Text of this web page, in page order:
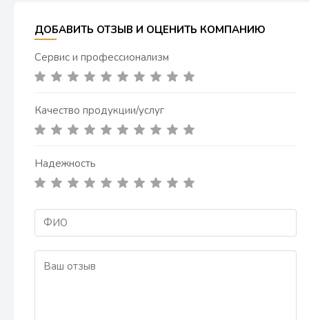
ДОБАВИТЬ ОТЗЫВ И ОЦЕНИТЬ КОМПАНИЮ
Сервис и профессионализм
Качество продукции/услуг
Надежность